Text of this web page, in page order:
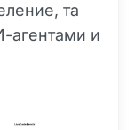
та
агентами и